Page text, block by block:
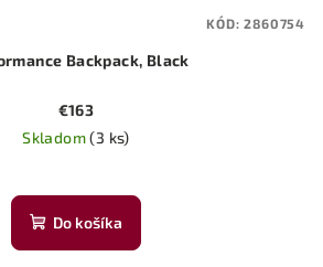
Backpack, Black
€163
Skladom(3 ks)
hodnotenie
produktu
Do košíka
KÓD:2860754